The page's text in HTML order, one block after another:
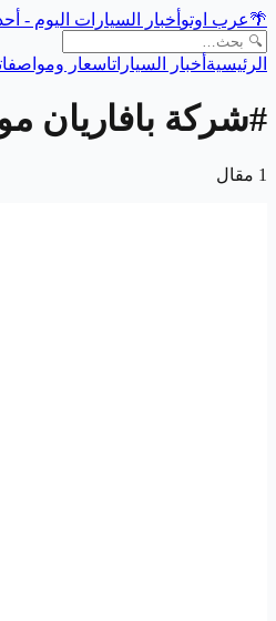
🌴عرب اوتو أخبار السيارات اليوم -
الرئيسية أخبار السياراتاسعار
#شركة بافاريان
1 مقال